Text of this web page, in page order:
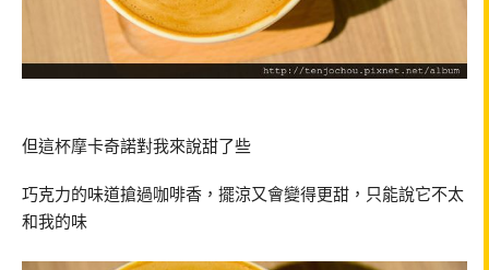
但這杯摩卡奇諾對我來說甜了些
巧克力的味道搶過咖啡香，擺涼又會變得更甜，只能說它不太
和我的味